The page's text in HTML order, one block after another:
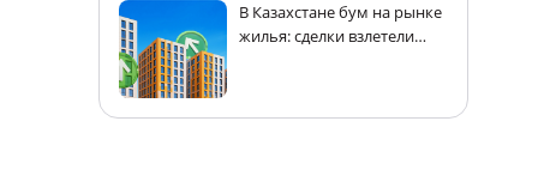
В Казахстане бум на рынке
жилья: сделки взлетели